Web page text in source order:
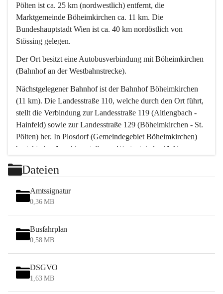
Pölten ist ca. 25 km (nordwestlich) entfernt, die
Marktgemeinde Böheimkirchen ca. 11 km. Die
Bundeshauptstadt Wien ist ca. 40 km nordöstlich von
Stössing gelegen.
Der Ort besitzt eine Autobusverbindung mit Böheimkirchen
(Bahnhof an der Westbahnstrecke).
Nächstgelegener Bahnhof ist der Bahnhof Böheimkirchen
(11 km). Die Landesstraße 110, welche durch den Ort führt,
stellt die Verbindung zur Landesstraße 119 (Altlengbach -
Hainfeld) sowie zur Landesstraße 129 (Böheimkirchen - St.
Pölten) her. In Plosdorf (Gemeindegebiet Böheimkirchen)
besteht eine Anschlussstelle zur Westautobahn (A 1).
Wien erreicht man in ca. 45 Minuten.
Stössing zählt noch zum Naherholungsraum Wien sowie
zum Naherholungsraum St. Pölten. Viele Bauernhöfe hatten
„ihre Wiener“. Seit 1960 bauten viele Wiener
Wochenendhäuser im Gemeindegebiet. Wegen des
waldreichen Jagdgebietes haben viele Jagdpächter ihre
Das Wandern ist aus touristischer Sicht die bedeutendste
Tätigkeit. Das hügelige Gebiet mit Wanderwegen durch
Wiesen, Wälder und Obstkulturen lädt dazu ein. Gefördert
Dateien
Amtssignatur
0,36 MB
Busfahrplan
0,58 MB
DSGVO
1,63 MB